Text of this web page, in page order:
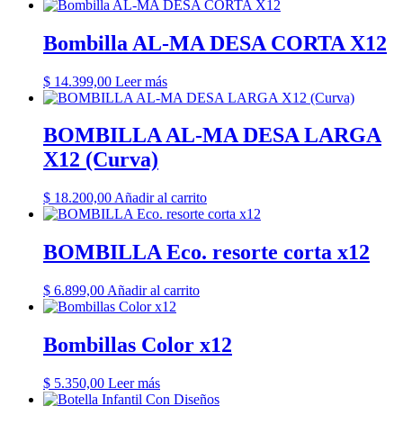
Bombilla AL-MA DESA CORTA X12
$ 14.399,00 Leer más
BOMBILLA AL-MA DESA LARGA
X12 (Curva)
$ 18.200,00 Añadir al carrito
BOMBILLA Eco. resorte corta x12
$ 6.899,00 Añadir al carrito
Bombillas Color x12
$ 5.350,00 Leer más